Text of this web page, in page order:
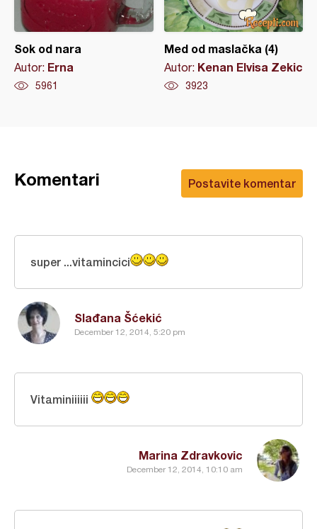
Sok od nara
Autor: Erna
5961
Med od maslačka (4)
Autor: Kenan Elvisa Zekic
3923
Postavite komentar
Komentari
Slađana Šćekić
December 12, 2014, 5:20 pm
super ...vitamincici
Marina Zdravkovic
December 12, 2014, 10:10 am
Vitaminiiiiii